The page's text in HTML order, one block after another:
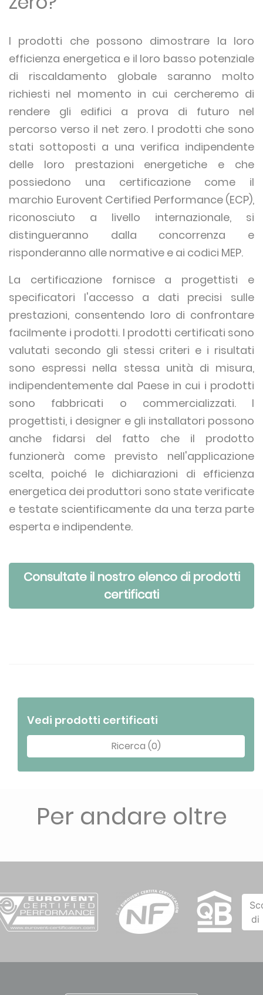
I prodotti che possono dimostrare la loro
efficienza energetica e il loro basso potenziale
di riscaldamento globale saranno molto
richiesti nel momento in cui cercheremo di
rendere gli edifici a prova di futuro nel
percorso verso il net zero. I prodotti che sono
stati sottoposti a una verifica indipendente
delle loro prestazioni energetiche e che
possiedono una certificazione come il
marchio Eurovent Certified Performance (ECP),
riconosciuto a livello internazionale, si
distingueranno dalla concorrenza e
risponderanno alle normative e ai codici MEP.
La certificazione fornisce a progettisti e
specificatori l'accesso a dati precisi sulle
prestazioni, consentendo loro di confrontare
facilmente i prodotti. I prodotti certificati sono
valutati secondo gli stessi criteri e i risultati
sono espressi nella stessa unità di misura,
indipendentemente dal Paese in cui i prodotti
sono fabbricati o commercializzati. I
progettisti, i designer e gli installatori possono
anche fidarsi del fatto che il prodotto
funzionerà come previsto nell'applicazione
scelta, poiché le dichiarazioni di efficienza
energetica dei produttori sono state verificate
e testate scientificamente da una terza parte
esperta e indipendente.
Consultate il nostro elenco di prodotti
certificati
Vedi prodotti certificati
Ricerca (0)
Per andare oltre
di